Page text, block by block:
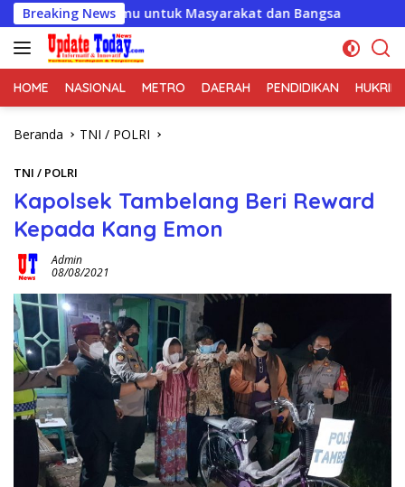
Langsung
ke
konten
Breaking News
Ilmu untuk Masyarakat dan Bangsa Turnamen Sepak
HOME NASIONAL METRO DAERAH PENDIDIKAN HUKRIM
Beranda TNI / POLRI
TNI / POLRI
Kapolsek Tambelang Beri Reward
Kepada Kang Emon
Admin
08/08/2021